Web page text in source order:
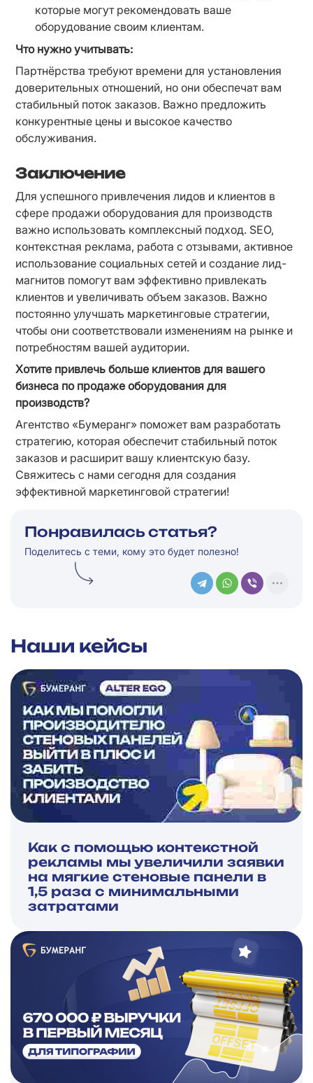
которые могут рекомендовать ваше
оборудование своим клиентам.
Что нужно учитывать:
Партнёрства требуют времени для установления
доверительных отношений, но они обеспечат вам
стабильный поток заказов. Важно предложить
конкурентные цены и высокое качество
обслуживания.
Заключение
Для успешного привлечения лидов и клиентов в
сфере продажи оборудования для производств
важно использовать комплексный подход. SEO,
контекстная реклама, работа с отзывами, активное
использование социальных сетей и создание лид-
магнитов помогут вам эффективно привлекать
клиентов и увеличивать объем заказов. Важно
постоянно улучшать маркетинговые стратегии,
чтобы они соответствовали изменениям на рынке и
потребностям вашей аудитории.
Хотите привлечь больше клиентов для вашего
бизнеса по продаже оборудования для
производств?
Агентство «Бумеранг» поможет вам разработать
стратегию, которая обеспечит стабильный поток
заказов и расширит вашу клиентскую базу.
Свяжитесь с нами сегодня для создания
эффективной маркетинговой стратегии!
Понравилась статья?
Поделитесь с теми, кому это будет полезно!
Наши кейсы
Как с помощью контекстной
рекламы мы увеличили заявки
на мягкие стеновые панели в
1,5 раза с минимальными
затратами